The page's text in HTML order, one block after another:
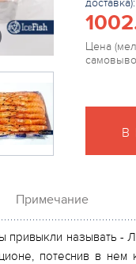
доставка):
Цена
В
Примечание
привыкли называть -
потеснив в нем